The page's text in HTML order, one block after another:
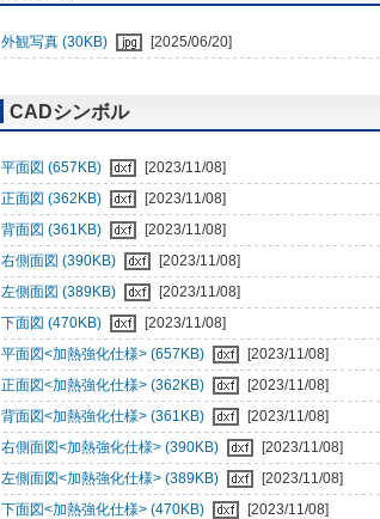
外観写真 (30KB) [2025/06/20]
CADシンボル
平面図 (657KB)
[2023/11/08]
正面図 (362KB)
[2023/11/08]
背面図 (361KB)
[2023/11/08]
右側面図 (390KB)
[2023/11/08]
左側面図 (389KB)
[2023/11/08]
下面図 (470KB)
[2023/11/08]
平面図<加熱強化仕様> (657KB)
[2023/11/08]
正面図<加熱強化仕様> (362KB)
[2023/11/08]
背面図<加熱強化仕様> (361KB)
[2023/11/08]
右側面図<加熱強化仕様> (390KB)
[2023/11/08]
左側面図<加熱強化仕様> (389KB)
[2023/11/08]
下面図<加熱強化仕様> (470KB)
[2023/11/08]